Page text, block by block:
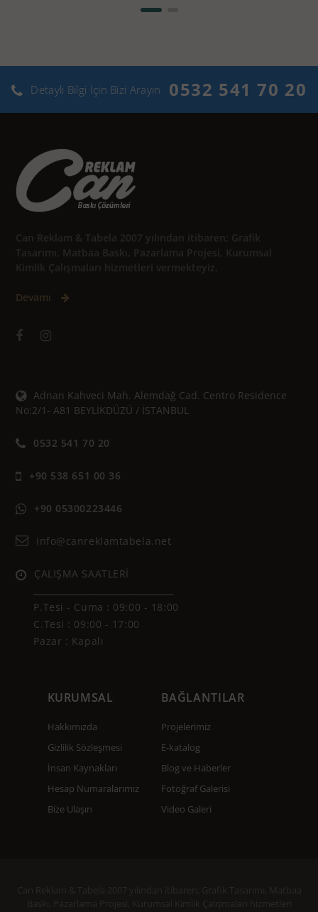
Detaylı Bilgi İçin Bizi Arayın 0532 541 70 20
Can Reklam & Tabela 2007 yılından itibaren; Grafik
Tasarımı, Matbaa Baskı, Pazarlama Projesi, Kurumsal
Kimlik Çalışmaları hizmetleri vermekteyiz.
Devamı
Adnan Kahveci Mah. Alemdağ Cad. Centro Residence
No:2/1- A81 BEYLİKDÜZÜ / İSTANBUL
0532 541 70 20
+90 538 651 00 36
+90 05300223446
info@canreklamtabela.net
ÇALIŞMA SAATLERİ
P.Tesi - Cuma : 09:00 - 18:00
C.Tesi : 09:00 - 17:00
Pazar : Kapalı
KURUMSAL
Hakkımızda
Gizlilik Sözleşmesi
İnsan Kaynakları
Hesap Numaralarımız
Bize Ulaşın
BAĞLANTILAR
Projelerimiz
E-katalog
Blog ve Haberler
Fotoğraf Galerisi
Video Galeri